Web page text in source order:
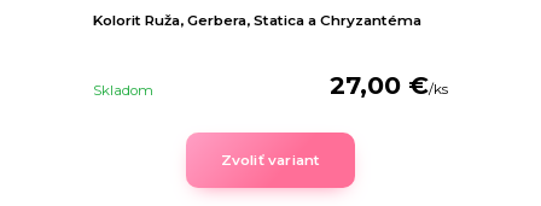
Kolorit Ruža, Gerbera, Statica a Chryzantéma
27,00 €/ks
Skladom
Zvoliť variant